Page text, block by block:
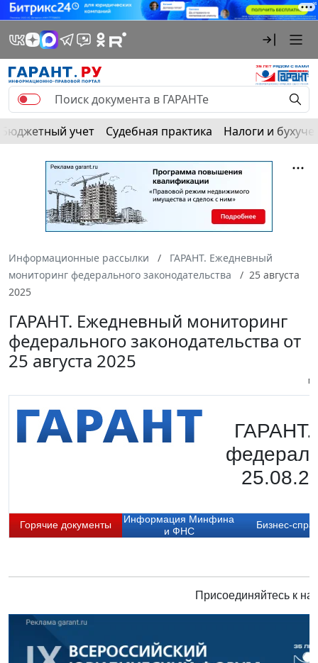
Бюджетный учет Судебная практика Налоги и
Информационные рассылки
ГАРАНТ. Ежедневный
мониторинг федерального законодательства
25 августа
2025
ГАРАНТ. Ежедневный мониторинг
федерального законодательства от
25 августа 2025
ГАРАНТ.
Горячие документы
Информация Минфина
и ФНС
Бизнес-
Присоединяйтесь к